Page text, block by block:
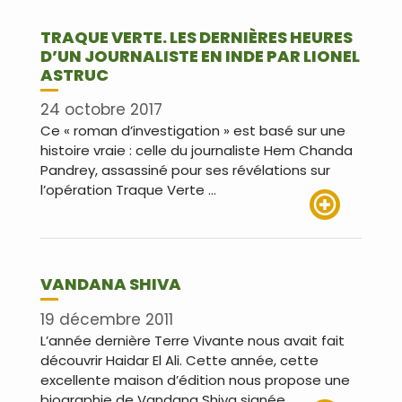
TRAQUE VERTE. LES DERNIÈRES HEURES
D’UN JOURNALISTE EN INDE PAR LIONEL
ASTRUC
24 octobre 2017
Ce « roman d’investigation » est basé sur une
histoire vraie : celle du journaliste Hem Chanda
Pandrey, assassiné pour ses révélations sur
l’opération Traque Verte …
VANDANA SHIVA
19 décembre 2011
L’année dernière Terre Vivante nous avait fait
découvrir Haidar El Ali. Cette année, cette
excellente maison d’édition nous propose une